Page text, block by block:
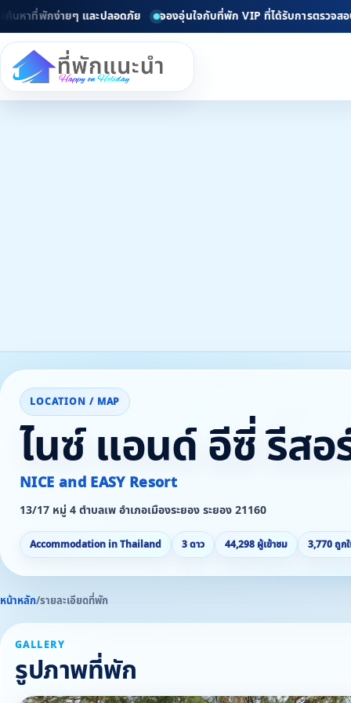
ง่ายๆ และปลอดภัย จองอุ่นใจกับที่พัก VIP ที่ได้รับการตรวจสอบแล้ว
LOCATION / MAP
ไนซ์ แอนด์ อีซี่ รีสอ
NICE and EASY Resort
13/17 หมู่ 4 ตำบลเพ อำเภอเมืองระยอง ระยอง 21160
Accommodation in Thailand 3 ดาว 44,298 ผู้เข้าชม 3,770 ถูก
หน้าหลัก/รายละเอียดที่พัก
GALLERY
รูปภาพที่พัก